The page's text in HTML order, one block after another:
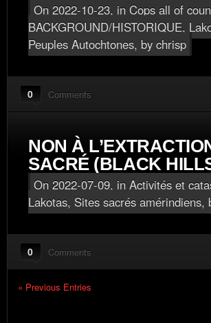
On 2022-10-23, in Cops all of
BACKGROUND/HISTORIQUE,
Peuples Autochtones, by chrisp
0 Comments
NON À
SACRÉ (BLACK
On 2022-07-09, in Activités et
Lakotas, Sites sacrés amérindiens,
0 Comments
« Previous Entries